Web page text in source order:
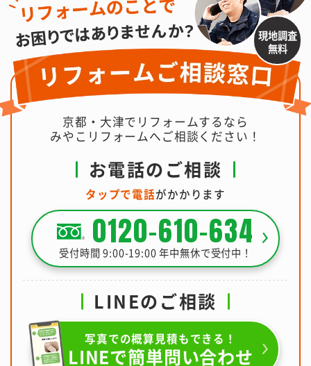
現地調査
無料
京都・大津でリフォームするなら
みやこリフォームへご相談ください！
お電話のご相談
タップで電話がかかります
0120-610-634
受付時間 9:00-19:00 年中無休で受付中！
LINEのご相談
写真での概算見積もできる！
LINEで簡単問い合わせ